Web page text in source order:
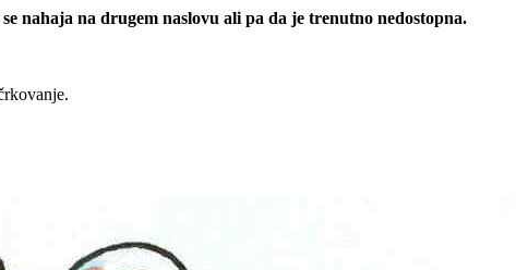
nahaja na drugem naslovu ali pa da je trenutno nedostopna.